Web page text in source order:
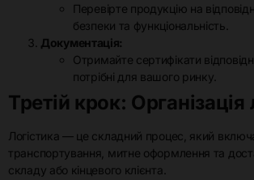
Перевірте продукцію на
безпеки та функціональність.
Документація:
Отримайте сертифікати
потрібні для вашого ринку.
Третій крок: Організація
Логістика — це складний процес, який
транспортування, митне оформлення та
складу або кінцевого клієнта.